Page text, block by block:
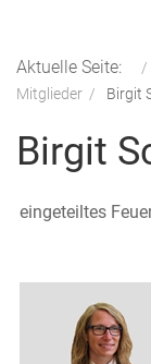
Aktuelle Seite:
Mitglieder
Birgit
Birgit
eingeteiltes